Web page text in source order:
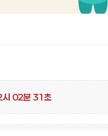
시 02분 31초